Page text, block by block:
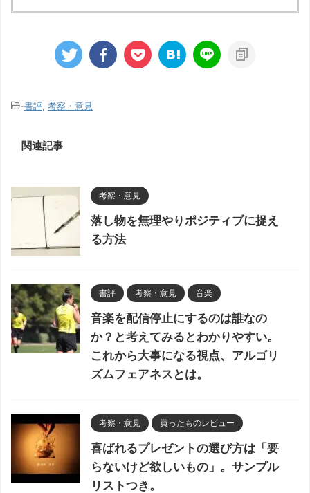
-書評 考察・意見
関連記事
考察・意見
落し物を無理やりポジティブに捉え
る方法
書評 考察・意見 音楽
音楽を配信停止にするのは誰なの
か？と考えてみるとわかりやすい。
これから大事になる視点、アルゴリ
ズムフェアネスとは。
考察・意見 買ったものレビュー
喜ばれるプレゼントの選び方は「要
らないけど欲しいもの」。サンプル
リストつき。